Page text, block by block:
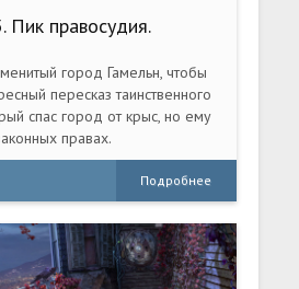
Пик правосудия.
город Гамельн, чтобы
пересказ таинственного
спас город от крыс, но ему
правах.
Подробнее